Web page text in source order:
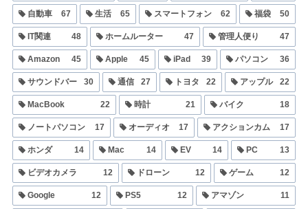
自動車 67 生活 65 スマートフォン 62 福袋 50
IT関連 48 ホームルーター 47 管理人便り 47
Amazon 45 Apple 45 iPad 39 パソコン 36
サウンドバー 30 通信 27 トヨタ 22 アップル 22
MacBook 22 時計 21 バイク 18
ノートパソコン 17 オーディオ 17 アクションカム 17
ホンダ 14 Mac 14 EV 14 PC 13
ビデオカメラ 12 ドローン 12 ゲーム 12
Google 12 PS5 12 アマゾン 11